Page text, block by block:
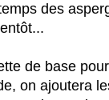
des
de base
on ajoutera